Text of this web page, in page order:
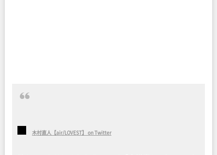
木村直人【air/LOVEST】 on Twitter